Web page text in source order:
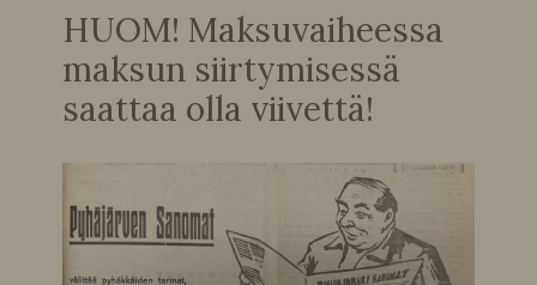
HUOM! Maksuvaiheessa
maksun siirtymisessä
saattaa olla viivettä!